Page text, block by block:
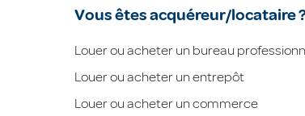
Vous êtes acquéreur/locataire
Louer ou acheter un bureau
Louer ou acheter un entrepôt
Louer ou acheter un commerce